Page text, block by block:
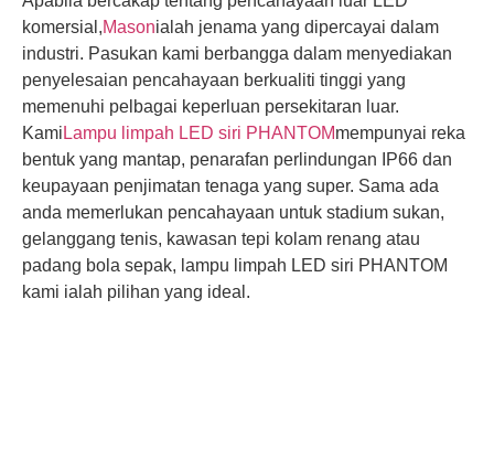
komersial,Masonialah jenama yang dipercayai dalam
industri. Pasukan kami berbangga dalam menyediakan
penyelesaian pencahayaan berkualiti tinggi yang
memenuhi pelbagai keperluan persekitaran luar.
Kami Lampu limpah LED siri PHANTOMmempunyai reka
bentuk yang mantap, penarafan perlindungan IP66 dan
keupayaan penjimatan tenaga yang super. Sama ada
anda memerlukan pencahayaan untuk stadium sukan,
gelanggang tenis, kawasan tepi kolam renang atau
padang bola sepak, lampu limpah LED siri PHANTOM
kami ialah pilihan yang ideal.